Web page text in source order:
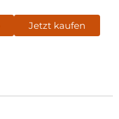
Jetzt kaufen